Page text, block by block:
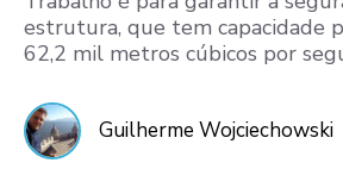
estrutura, que tem capacidade
62,2 mil metros cúbicos por
Guilherme Wojciechowski